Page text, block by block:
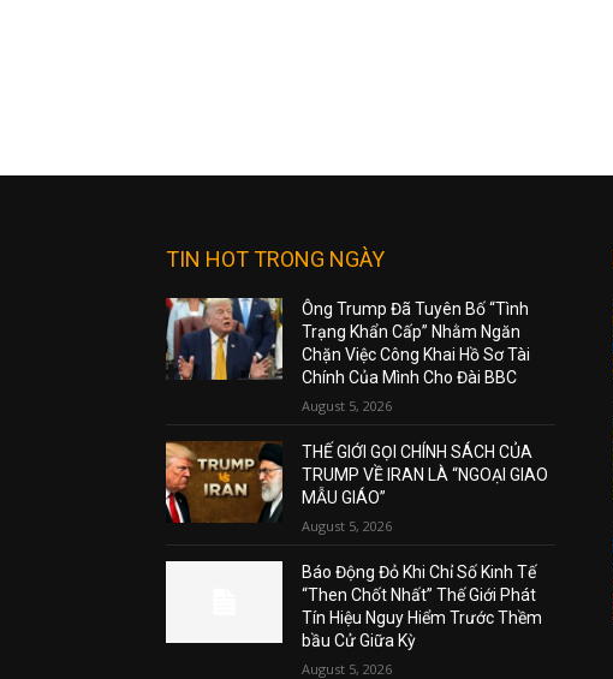
TIN HOT TRONG NGÀY
Ông Trump Đã Tuyên Bố “Tình
Trạng Khẩn Cấp” Nhằm Ngăn
Chặn Việc Công Khai Hồ Sơ Tài
Chính Của Mình Cho Đài BBC
August 5, 2026
THẾ GIỚI GỌI CHÍNH SÁCH CỦA
TRUMP VỀ IRAN LÀ “NGOẠI GIAO
MẪU GIÁO”
August 5, 2026
Báo Động Đỏ Khi Chỉ Số Kinh Tế
“Then Chốt Nhất” Thế Giới Phát
Tín Hiệu Nguy Hiểm Trước Thềm
bầu Cử Giữa Kỳ
August 5, 2026